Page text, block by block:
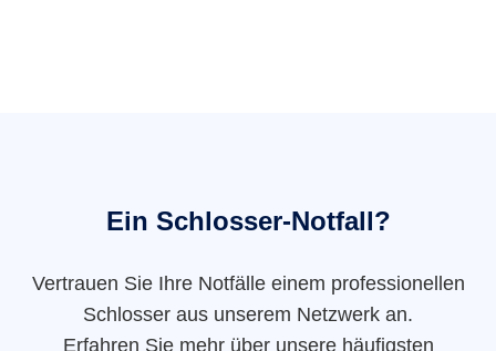
Ein Schlosser-Notfall?
Vertrauen Sie Ihre Notfälle einem professionellen
Schlosser aus unserem Netzwerk an.
Erfahren Sie mehr über unsere häufigsten